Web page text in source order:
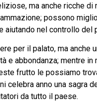
ma anche ricche
possono
aiutando nel controllo del
per il palato, ma
e abbondanza; mentre
frutto le possiamo
celebra anno una sagra
da tutto il paese.